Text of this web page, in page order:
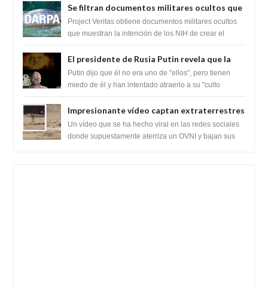
Se filtran documentos militares ocultos que
muestran la intención de los NIH de crear el
SARS-CoV-2, utilizando la investigación de
Project Veritas obtiene documentos militares ocultos
que muestran la intención de los NIH de crear el
El presidente de Rusia Putin revela que la
clase dominante en el mundo son los
híbridos reptiles
Putin dijo que él no era uno de "ellos", pero tienen
miedo de él y han intentado atraerlo a su "culto
Impresionante vídeo captan extraterrestres
bajando de un OVNI en Arabia Saudita
Un vídeo que se ha hecho viral en las redes sociales
donde supuestamente aterriza un OVNI y bajan sus